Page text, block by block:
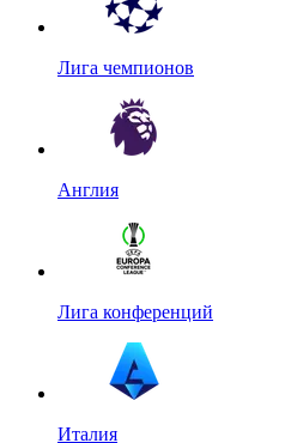
Лига чемпионов
Англия
Лига конференций
Италия